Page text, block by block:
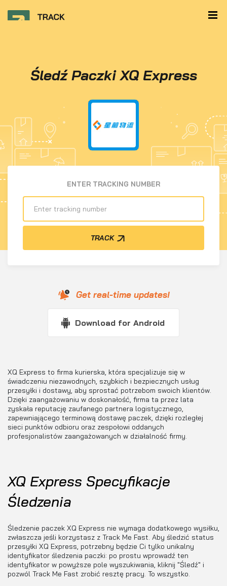
Śledź Paczki XQ Express
ENTER TRACKING NUMBER
TRACK
Get real-time updates!
Download for Android
XQ Express to firma kurierska, która specjalizuje się w
świadczeniu niezawodnych, szybkich i bezpiecznych usług
przesyłki i dostawy, aby sprostać potrzebom swoich klientów.
Dzięki zaangażowaniu w doskonałość, firma ta przez lata
zyskała reputację zaufanego partnera logistycznego,
zapewniającego terminową dostawę paczek, dzięki rozległej
sieci punktów odbioru oraz zespołowi oddanych
profesjonalistów zaangażowanych w działalność firmy.
XQ Express Specyfikacje
Śledzenia
Śledzenie paczek XQ Express nie wymaga dodatkowego wysiłku,
zwłaszcza jeśli korzystasz z Track Me Fast. Aby śledzić status
przesyłki XQ Express, potrzebny będzie Ci tylko unikalny
identyfikator śledzenia paczki: po prostu wprowadź ten
identyfikator w powyższe pole wyszukiwania, kliknij "Śledź" i
pozwól Track Me Fast zrobić resztę pracy. To wszystko.